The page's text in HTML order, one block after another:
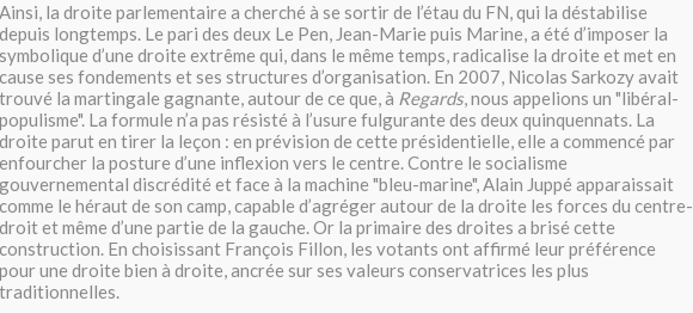
Ainsi, la droite parlementaire a cherché à se sortir de l’étau du FN, qui la déstabilise
depuis longtemps. Le pari des deux Le Pen, Jean-Marie puis Marine, a été d’imposer la
symbolique d’une droite extrême qui, dans le même temps, radicalise la droite et met en
cause ses fondements et ses structures d’organisation. En 2007, Nicolas Sarkozy avait
trouvé la martingale gagnante, autour de ce que, à Regards, nous appelions un "libéral-
populisme". La formule n’a pas résisté à l’usure fulgurante des deux quinquennats. La
droite parut en tirer la leçon : en prévision de cette présidentielle, elle a commencé par
enfourcher la posture d’une inflexion vers le centre. Contre le socialisme
gouvernemental discrédité et face à la machine "bleu-marine", Alain Juppé apparaissait
comme le héraut de son camp, capable d’agréger autour de la droite les forces du centre-
droit et même d’une partie de la gauche. Or la primaire des droites a brisé cette
construction. En choisissant François Fillon, les votants ont affirmé leur préférence
pour une droite bien à droite, ancrée sur ses valeurs conservatrices les plus
traditionnelles.